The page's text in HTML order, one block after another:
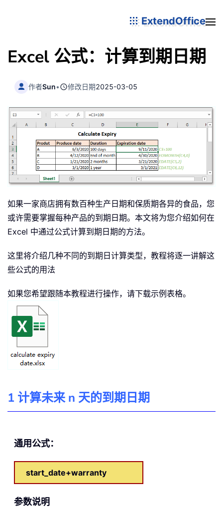
ExtendOffice
Excel 公式：计算到期日期
作者Sun• 修改日期2025-03-05
如果一家商店拥有数百种生产日期和保质期各异的食品，您
或许需要掌握每种产品的到期日期。本文将为您介绍如何在
Excel 中通过公式计算到期日期的方法。
这里将介绍几种不同的到期日计算类型，教程将逐一讲解这
些公式的用法
如果您希望跟随本教程进行操作，请下载示例表格。
1 计算未来 n 天的到期日期
通用公式：
start_date+warranty
参数说明